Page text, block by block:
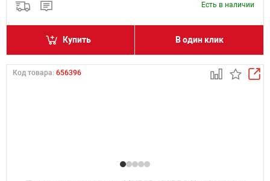
Есть в наличии
Купить В один клик
Код товара: 656396